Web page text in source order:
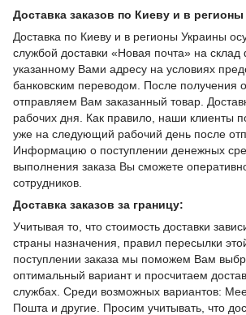
Доставка заказов по Киеву и в
Доставка по Киеву и в регионы Украины
службой доставки «Новая почта» на
указанному Вами адресу на условиях
банковским переводом. После получения
отправляем Вам заказанный товар.
рабочих дня. Как правило, наши клиенты
уже на следующий рабочий день после
Информацию о поступлении денежных
выполнения заказа Вы сможете
сотрудников.
Доставка заказов за границу:
Учитывая то, что стоимость доставки
страны назначения, правил пересылки
поступлении заказа мы поможем Вам
оптимальный вариант и просчитаем
службах. Среди возможных вариантов:
Пошта и другие. Просим учитывать, что